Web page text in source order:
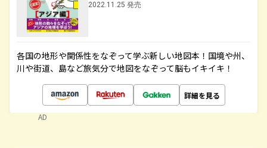
2022.11.25 発売
各国の地形や関係性をなぞって学ぶ新しい地図本！国境や州、
川や街道、島など旅気分で地図をなぞって脳もイキイキ！
詳細を見る
AD